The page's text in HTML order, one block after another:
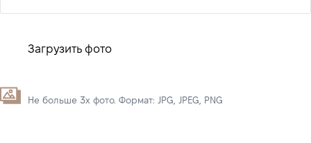
Загрузить фото
Не больше 3х фото. Формат: JPG, JPEG, PNG